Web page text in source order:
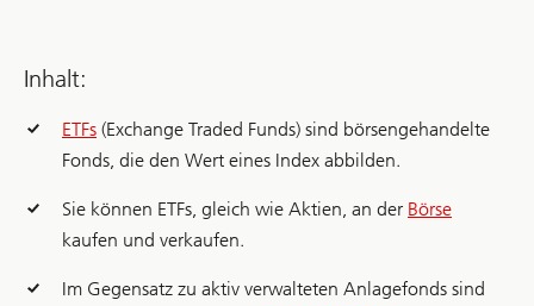
Inhalt:
ETFs (Exchange Traded Funds) sind börsengehandelte
Fonds, die den Wert eines Index abbilden.
Sie können ETFs, gleich wie Aktien, an der Börse
kaufen und verkaufen.
Im Gegensatz zu aktiv verwalteten Anlagefonds sind